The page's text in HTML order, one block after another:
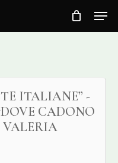
ITALIANE” -
CADONO
VALERIA
Close